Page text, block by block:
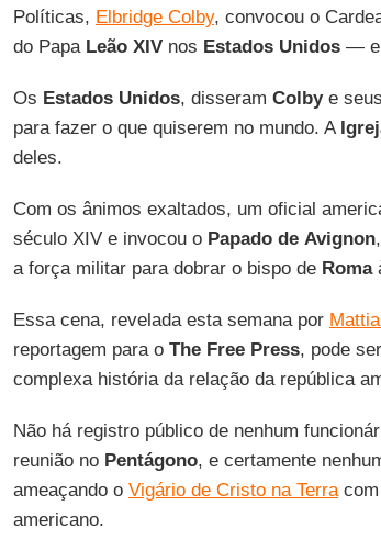
Políticas, Elbridge Colby, convocou o
do Papa Leão XIVnos Estados Unidos— e
Os Estados Unidos, disseram Colbye
para fazer o que quiserem no mundo. A
deles.
Com os ânimos exaltados, um oficial
século XIV e invocou o Papado de Avignon
a força militar para dobrar o bispo de Roma
Essa cena, revelada esta semana por
reportagem para o The Free Press, pode
complexa história da relação da república
Não há registro público de nenhum
reunião no Pentágono, e certamente
ameaçando o Vigário de Cristo na Terracom
americano.